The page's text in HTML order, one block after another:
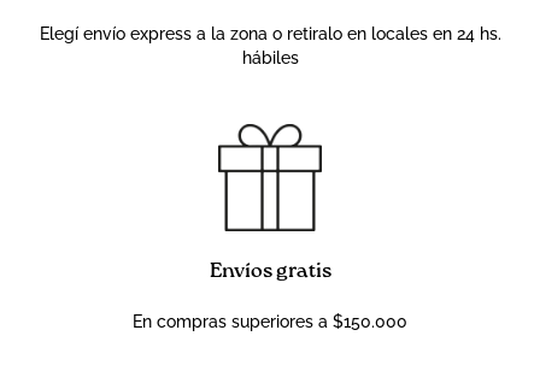
Elegí envío express a la zona o retiralo en locales en 24 hs.
hábiles
Envíos gratis
En compras superiores a $150.000